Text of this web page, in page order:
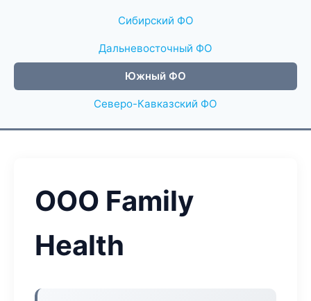
Сибирский ФО
Дальневосточный ФО
Южный ФО
Северо-Кавказский ФО
ООО Family
Health